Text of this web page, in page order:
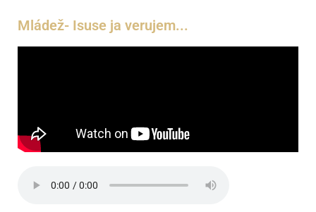
Mládež- Isuse ja verujem...